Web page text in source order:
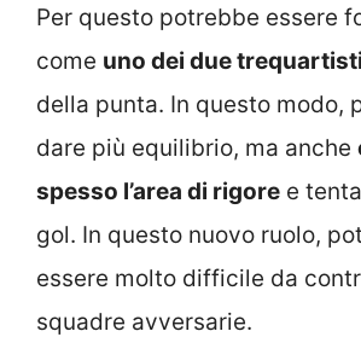
Per questo potrebbe essere
come uno dei due trequartisti
della punta. In questo modo,
dare più equilibrio, ma anche
spesso l’area di rigore e
gol. In questo nuovo ruolo,
essere molto difficile da
squadre avversarie.